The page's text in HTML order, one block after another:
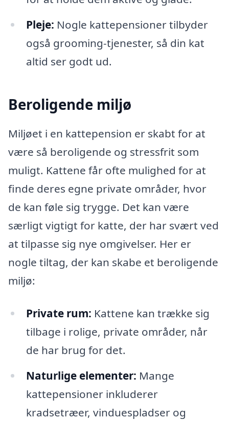
Pleje: Nogle kattepensioner tilbyder
også grooming-tjenester, så din kat
altid ser godt ud.
Beroligende miljø
Miljøet i en kattepension er skabt for at
være så beroligende og stressfrit som
muligt. Kattene får ofte mulighed for at
finde deres egne private områder, hvor
de kan føle sig trygge. Det kan være
særligt vigtigt for katte, der har svært ved
at tilpasse sig nye omgivelser. Her er
nogle tiltag, der kan skabe et beroligende
miljø:
Private rum: Kattene kan trække sig
tilbage i rolige, private områder, når
de har brug for det.
Naturlige elementer: Mange
kattepensioner inkluderer
kradsetræer, vinduespladser og